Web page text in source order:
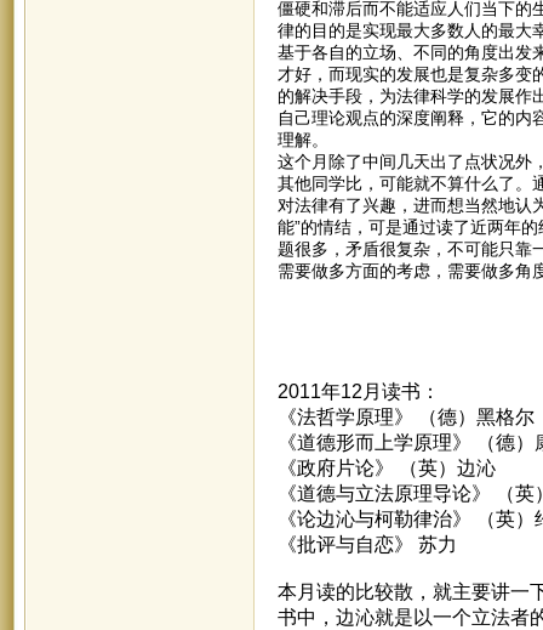
僵硬和滞后而不能适应人们当下的
律的目的是实现最大多数人的最大
基于各自的立场、不同的角度出发
才好，而现实的发展也是复杂多变
的解决手段，为法律科学的发展作
自己理论观点的深度阐释，它的内
理解。
这个月除了中间几天出了点状况外
其他同学比，可能就不算什么了。
对法律有了兴趣，进而想当然地认
能”的情结，可是通过读了近两年
题很多，矛盾很复杂，不可能只靠
需要做多方面的考虑，需要做多角
2011年12月读书：
《法哲学原理》 （德）黑格尔
《道德形而上学原理》 （德）
《政府片论》 （英）边沁
《道德与立法原理导论》 （英
《论边沁与柯勒律治》 （英）
《批评与自恋》 苏力
本月读的比较散，就主要讲一
书中，边沁就是以一个立法者